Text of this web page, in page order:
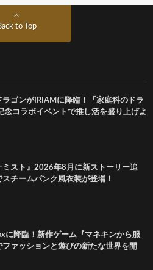
to Top
ラゴンがIRIAMに降臨！『家庭科のドラ
念コラボイベントで推し活を盛り上げよ
ミスト』2026年8月に新ストーリー追
チームパンク風衣装が登場！
に降臨！新作ゲーム『マネキンから服
ファッションと遊びの新たな世界を開